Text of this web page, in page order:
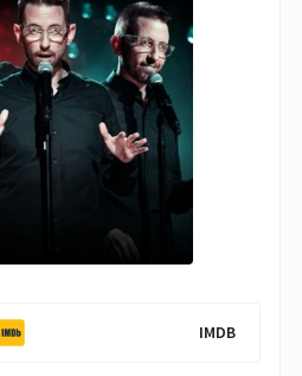
IMDB